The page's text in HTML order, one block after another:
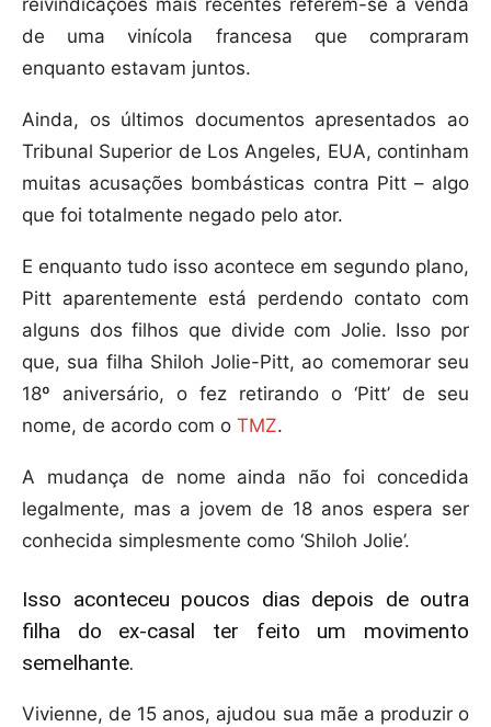
reivindicações mais recentes referem-se à venda
de uma vinícola francesa que compraram
enquanto estavam juntos.
Ainda, os últimos documentos apresentados ao
Tribunal Superior de Los Angeles, EUA, continham
muitas acusações bombásticas contra Pitt – algo
que foi totalmente negado pelo ator.
E enquanto tudo isso acontece em segundo plano,
Pitt aparentemente está perdendo contato com
alguns dos filhos que divide com Jolie. Isso por
que, sua filha Shiloh Jolie-Pitt, ao comemorar seu
18º aniversário, o fez retirando o ‘Pitt’ de seu
nome, de acordo com o TMZ.
A mudança de nome ainda não foi concedida
legalmente, mas a jovem de 18 anos espera ser
conhecida simplesmente como ‘Shiloh Jolie’.
Isso aconteceu poucos dias depois de outra
filha do ex-casal ter feito um movimento
semelhante.
Vivienne, de 15 anos, ajudou sua mãe a produzir o